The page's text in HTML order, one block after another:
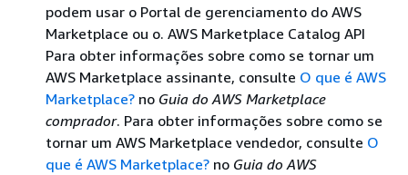
podem usar o Portal de gerenciamento do AWS
Marketplace ou o. AWS Marketplace Catalog API
Para obter informações sobre como se tornar um
AWS Marketplace assinante, consulte O que é AWS
Marketplace? no Guia do AWS Marketplace
comprador. Para obter informações sobre como se
tornar um AWS Marketplace vendedor, consulte O
que é AWS Marketplace? no Guia do AWS